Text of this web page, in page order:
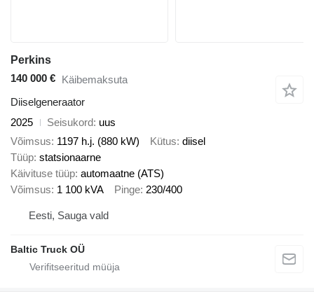
Perkins
140 000 € Käibemaksuta
Diiselgeneraator
2025
Seisukord uus
Võimsus 1197 h.j. (880 kW) Kütus diisel
Tüüp statsionaarne
Käivituse tüüp automaatne (ATS)
Võimsus 1 100 kVA Pinge 230/400
Eesti, Sauga vald
Baltic Truck OÜ